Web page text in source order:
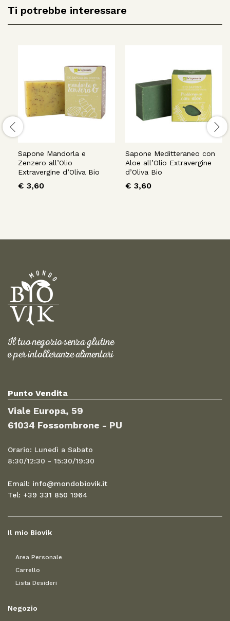
Ti potrebbe interessare
Sapone Mandorla e
Zenzero all’Olio
Extravergine d’Oliva Bio
€ 3,60
Sapone Meditteraneo con
Aloe all’Olio Extravergine
d’Oliva Bio
€ 3,60
Il tuo negozio senza glutine
e per intolleranze alimentari
Punto Vendita
Viale Europa, 59
61034 Fossombrone - PU
Orario: Lunedì a Sabato
8:30/12:30 - 15:30/19:30
Email: info@mondobiovik.it
Tel: +39 331 850 1964
Il mio Biovik
Area Personale
Carrello
Lista Desideri
Negozio